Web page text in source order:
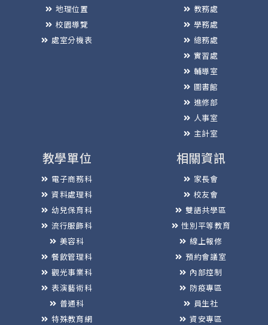
地理位置
校園導覽
處室分機表
教務處
學務處
總務處
實習處
輔導室
圖書館
進修部
人事室
主計室
教學單位
電子商務科
資料處理科
幼兒保育科
流行服飾科
美容科
餐飲管理科
觀光事業科
表演藝術科
普通科
特殊教育網
相關資訊
家長會
校友會
雙語共學區
性別平等教育
線上報修
預約會議室
內部控制
防疫專區
員生社
資安專區